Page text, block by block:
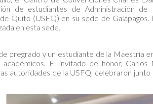
de estudiantes de Administración
Quito (USFQ) en su sede de
en esta sede.
pregrado y un estudiante de la Maestría
El invitado de honor,
autoridades de la USFQ, celebraron